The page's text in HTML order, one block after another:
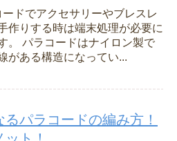
ードでアクセサリーやブレスレ
作りする時は端末処理が必要に
。 パラコードはナイロン製で
がある構造になってい...
パラコードの編み方！